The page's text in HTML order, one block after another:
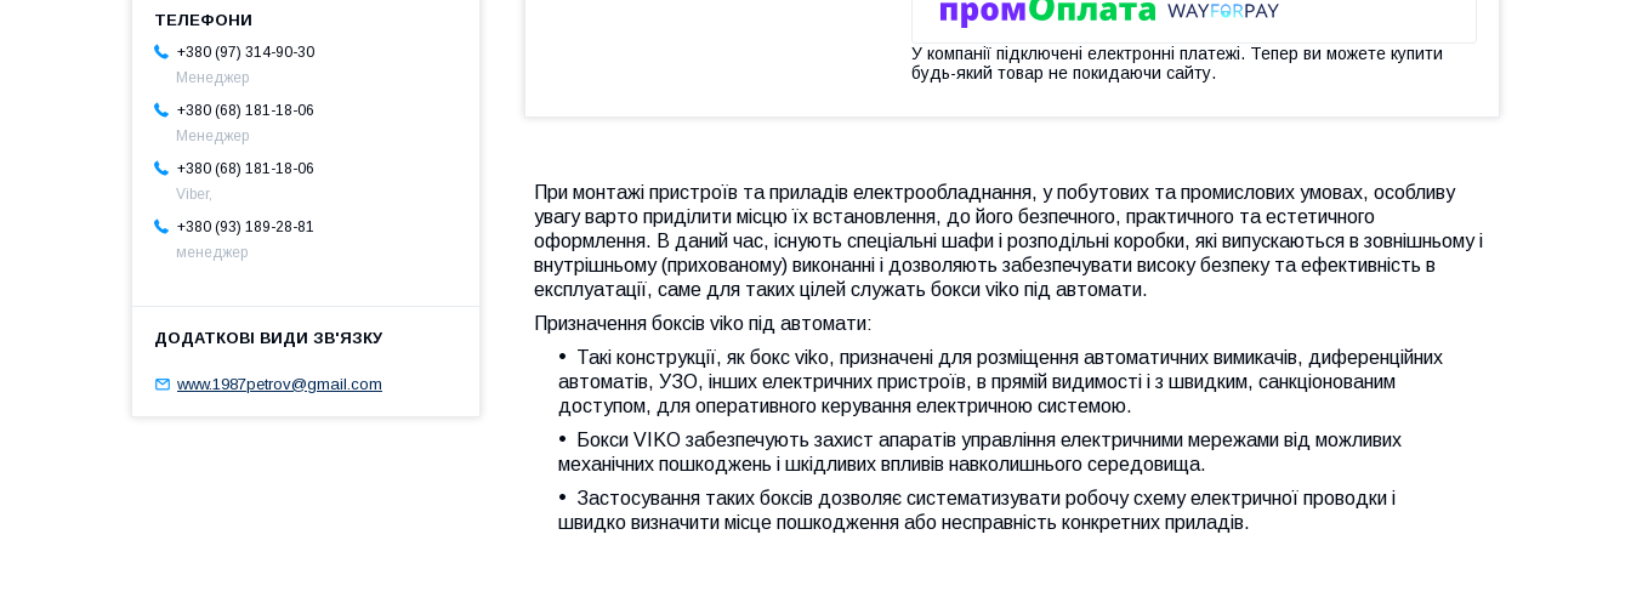
У компанії підключені електронні платежі. Тепер ви можете купити
будь-який товар не покидаючи сайту.
При монтажі пристроїв та приладів електрообладнання, у побутових та промислових умовах, особливу
увагу варто приділити місцю їх встановлення, до його безпечного, практичного та естетичного
оформлення. В даний час, існують спеціальні шафи і розподільні коробки, які випускаються в зовнішньому і
внутрішньому (прихованому) виконанні і дозволяють забезпечувати високу безпеку та ефективність в
експлуатації, саме для таких цілей служать бокси viko під автомати.
Призначення боксів viko під автомати:
Такі конструкції, як бокс viko, призначені для розміщення автоматичних вимикачів, диференційних
автоматів, УЗО, інших електричних пристроїв, в прямій видимості і з швидким, санкціонованим
доступом, для оперативного керування електричною системою.
Бокси VIKO забезпечують захист апаратів управління електричними мережами від можливих
механічних пошкоджень і шкідливих впливів навколишнього середовища.
Застосування таких боксів дозволяє систематизувати робочу схему електричної проводки і
швидко визначити місце пошкодження або несправність конкретних приладів.
+380 (97) 314-90-30
Менеджер
+380 (68) 181-18-06
Менеджер
+380 (68) 181-18-06
Viber,
+380 (93) 189-28-81
менеджер
www.1987petrov@gmail.com